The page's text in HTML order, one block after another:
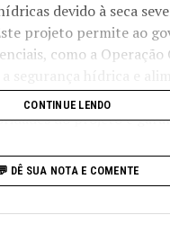
devido à seca
projeto permite ao
como a Operação
mas também em
do projeto é
a criação de linhas
CONTINUE LENDO
DÊ SUA NOTA E COMENTE